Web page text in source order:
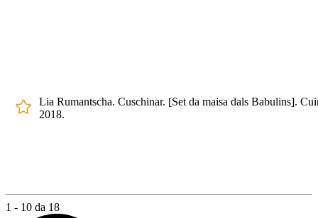
Lia Rumantscha. Cuschinar. [Set da maisa dals Babulins].
2018.
1 - 10 da 18